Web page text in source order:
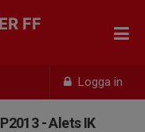
Logga in
FF
- Alets IK